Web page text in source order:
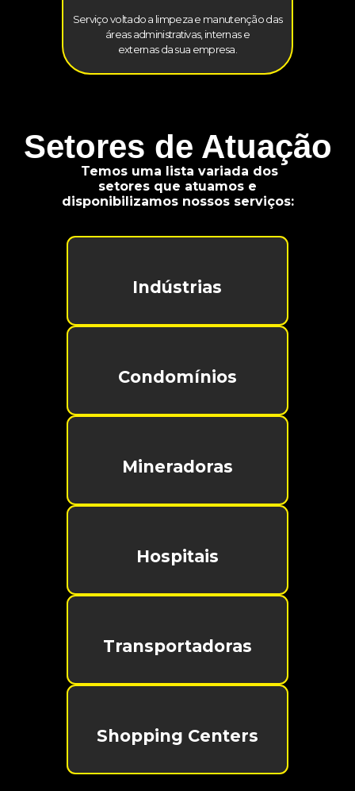
Serviço voltado a limpeza e manutenção das
áreas administrativas, internas e
externas da sua empresa.
Setores de Atuação
Temos uma lista variada dos
setores que atuamos e
disponibilizamos nossos serviços:
Indústrias
Condomínios
Mineradoras
Hospitais
Transportadoras
Shopping Centers